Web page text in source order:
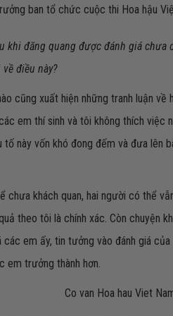
ban tổ chức cuộc thi Hoa hậu
khi đăng quang được đánh giá chưa
điều này?
cũng xuất hiện những tranh luận về
em thí sinh và tôi không thích việc
tố này vốn khó đong đếm và đưa lên
chưa khách quan, hai người có thể
theo tôi là chính xác. Còn chuyện
các em ấy, tin tưởng vào đánh giá
em trưởng thành hơn.